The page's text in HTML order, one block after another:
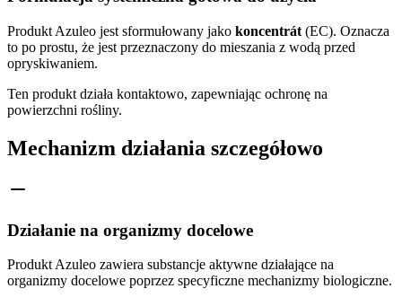
Produkt Azuleo jest sformułowany jako koncentrát (EC). Oznacza
to po prostu, że jest przeznaczony do mieszania z wodą przed
opryskiwaniem.
Ten produkt działa kontaktowo, zapewniając ochronę na
powierzchni rośliny.
Mechanizm działania szczegółowo
Działanie na organizmy docelowe
Produkt Azuleo zawiera substancje aktywne działające na
organizmy docelowe poprzez specyficzne mechanizmy biologiczne.